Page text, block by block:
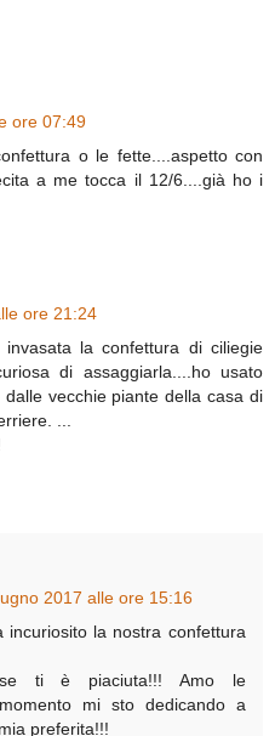
ore 07:49
o le fette....aspetto con
a me tocca il 12/6....già ho i
ore 21:24
la confettura di ciliegie
di assaggiarla....ho usato
vecchie piante della casa di
...
2017 alle ore 15:16
incuriosito la nostra confettura
ti è piaciuta!!! Amo le
mi sto dedicando a
preferita!!!